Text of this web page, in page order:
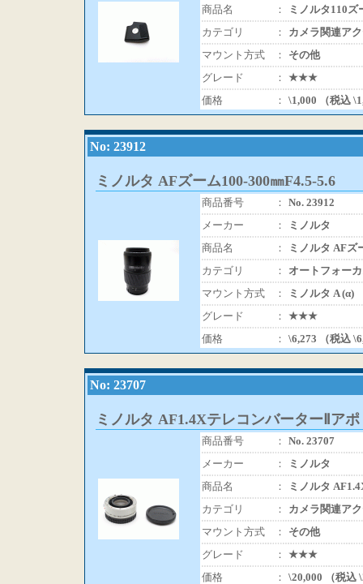
商品名 ：
ミノルタ110
カテゴリ
：
カメラ関連ア
マウント方式
：
その他
グレード
： ★★★
価格
： \1,000 （税込
No: 23912
ミノルタ AFズーム100-300㎜F4.5-5.6
商品番号 ： No. 23912
メーカー
：
ミノルタ
商品名
：
ミノルタ AFズ
カテゴリ
：
オートフォー
マウント方式
：
ミノルタ A (α)
グレード
： ★★★
価格
： \6,273 （税込
No: 23707
ミノルタ AF1.4XテレコンバーターⅡアポ
商品番号 ： No. 23707
メーカー
：
ミノルタ
商品名
：
ミノルタ
カテゴリ
：
カメラ関連ア
マウント方式
：
その他
グレード
： ★★★
価格
： \20,000 （税込